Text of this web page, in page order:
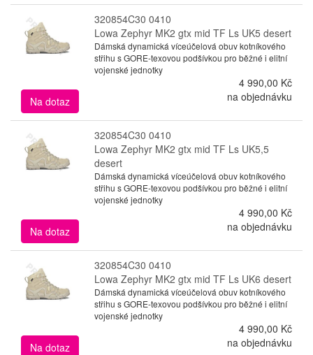
320854C30 0410
Lowa Zephyr MK2 gtx mid TF Ls UK5 desert
Dámská dynamická víceúčelová obuv kotníkového
střihu s GORE-texovou podšívkou pro běžné i elitní
vojenské jednotky
4 990,00 Kč
Na dotaz
na objednávku
320854C30 0410
Lowa Zephyr MK2 gtx mid TF Ls UK5,5
desert
Dámská dynamická víceúčelová obuv kotníkového
střihu s GORE-texovou podšívkou pro běžné i elitní
vojenské jednotky
4 990,00 Kč
Na dotaz
na objednávku
320854C30 0410
Lowa Zephyr MK2 gtx mid TF Ls UK6 desert
Dámská dynamická víceúčelová obuv kotníkového
střihu s GORE-texovou podšívkou pro běžné i elitní
vojenské jednotky
4 990,00 Kč
Na dotaz
na objednávku